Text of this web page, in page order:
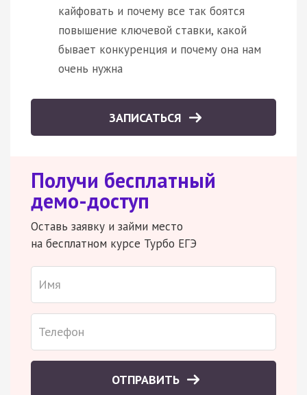
кайфовать и почему все так боятся
повышение ключевой ставки, какой
бывает конкуренция и почему она нам
очень нужна
ЗАПИСАТЬСЯ
Получи бесплатный
демо-доступ
Оставь заявку и займи место
на бесплатном курсе Турбо ЕГЭ
ОТПРАВИТЬ